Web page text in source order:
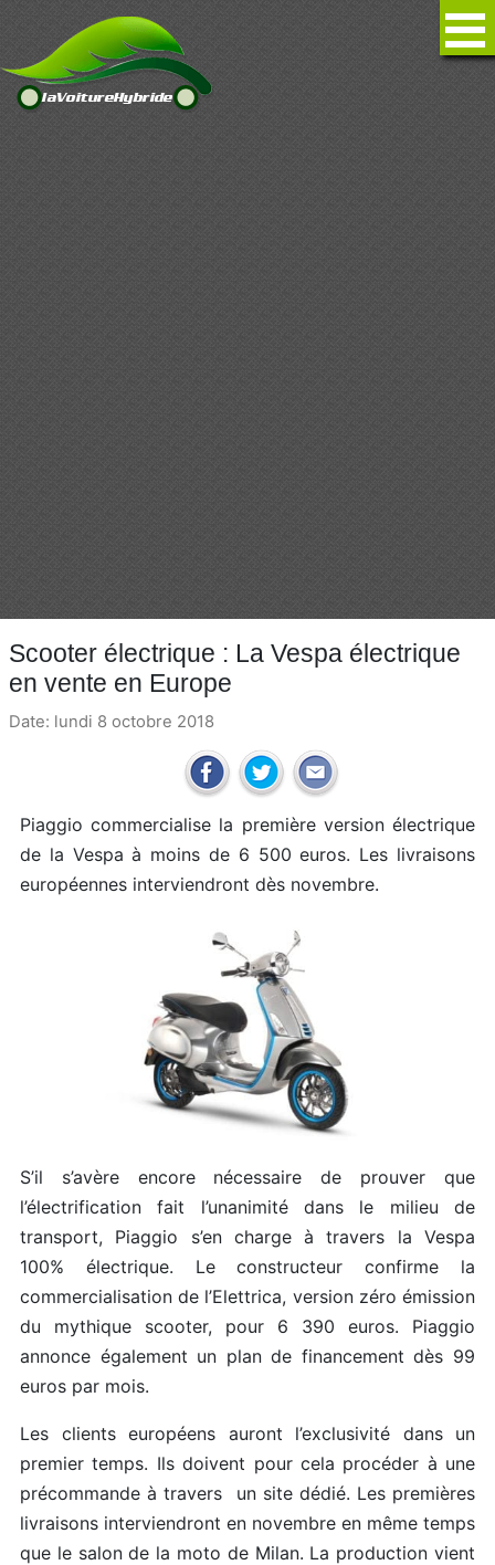
Scooter électrique : La Vespa électrique
en vente en Europe
Date: lundi 8 octobre 2018
Piaggio commercialise la première version électrique
de la Vespa à moins de 6 500 euros. Les livraisons
européennes interviendront dès novembre.
S’il s’avère encore nécessaire de prouver que
l’électrification fait l’unanimité dans le milieu de
transport, Piaggio s’en charge à travers la Vespa
100% électrique. Le constructeur confirme la
commercialisation de l’Elettrica, version zéro émission
du mythique scooter, pour 6 390 euros. Piaggio
annonce également un plan de financement dès 99
euros par mois.
Les clients européens auront l’exclusivité dans un
premier temps. Ils doivent pour cela procéder à une
précommande à travers un site dédié. Les premières
livraisons interviendront en novembre en même temps
que le salon de la moto de Milan. La production vient